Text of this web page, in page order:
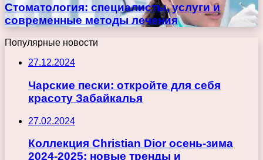
Стоматология: специалисты, услуги и
современные методы лечения
Популярные новости
27.12.2024
Чарские пески: откройте для себя
красоту Забайкалья
27.02.2024
Коллекция Christian Dior осень-зима
2024-2025: новые тренды и